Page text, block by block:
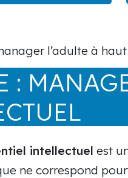
l’adulte à
intellectuel est
ne correspond